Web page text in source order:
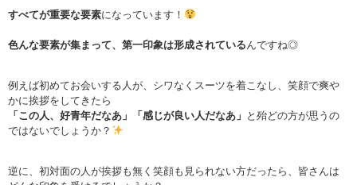
すべてが重要な要素になっています！
色んな要素が集まって、第一印象は形成されている んですね◎
例えば初めてお会いする人が、シワなくスーツを着こなし、笑顔で爽や
かに挨拶をしてきたら
「この人、好青年だなあ」「感じが良い人だなあ」 と殆どの方が思うの
ではないでしょうか？
逆に、初対面の人が挨拶も無く笑顔も見られない方だったら、皆さんは